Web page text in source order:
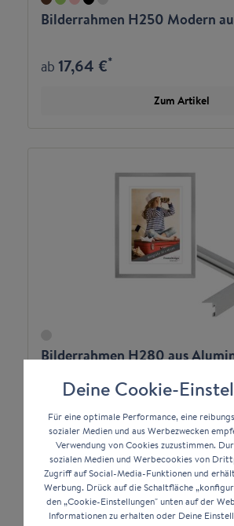
Bilderrahmen H250 Modern
ab17,64 €*
Zum Artikel
Bilderrahmen H280 aus
19,94 €
Zum Artikel
Deine Cookie-
Für eine optimale Performance, eine
sozialer Medien und aus Werbezwecken
Verwendung von Cookies zuzustimmen.
sozialen Medien und Werbecookies von
Zugriff auf Social-Media-Funktionen und
Werbung. Drück auf die Schaltfläche
den „Cookie-Einstellungen" unten auf der
Informationen zu erhalten oder Deine